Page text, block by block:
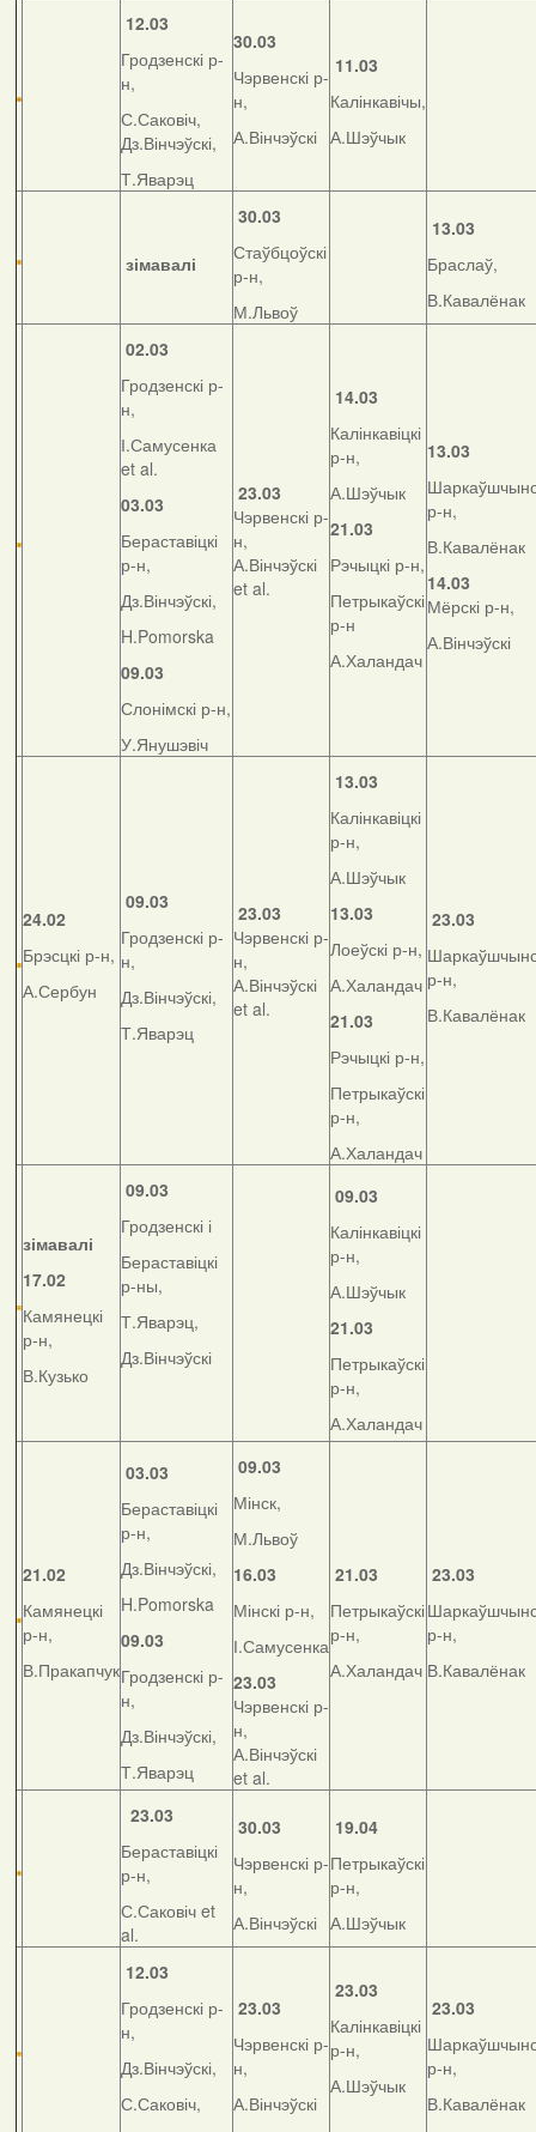
12.03
Гродзенскі р-
н,
С.Саковіч,
Дз.Вінчэўскі,
Т.Яварэц
30.03
Чэрвенскі р-
н,
А.Вінчэўскі
11.03
Калінкавічы,
А.Шэўчык
зімавалі
30.03
Стаўбцоўскі
р-н,
М.Львоў
13.03
Браслаў,
В.Кавалёнак
02.03
Гродзенскі р-
н,
І.Самусенка
et al.
03.03
Бераставіцкі
р-н,
Дз.Вінчэўскі,
H.Pomorska
09.03
Слонімскі р-н,
У.Янушэвіч
23.03
Чэрвенскі р-
н,
А.Вінчэўскі
et al.
14.03
Калінкавіцкі
р-н,
А.Шэўчык
21.03
Рэчыцкі р-н,
Петрыкаўскі
р-н
А.Халандач
13.03
р-н,
В.Кавалёнак
14.03
Мёрскі р-н,
А.Вінчэўскі
24.02
Брэсцкі р-н,
А.Сербун
09.03
Гродзенскі р-
н,
Дз.Вінчэўскі,
Т.Яварэц
23.03
Чэрвенскі р-
н,
А.Вінчэўскі
et al.
13.03
Калінкавіцкі
р-н,
А.Шэўчык
13.03
Лоеўскі р-н,
А.Халандач
21.03
Рэчыцкі р-н,
Петрыкаўскі
р-н,
А.Халандач
23.03
р-н,
В.Кавалёнак
зімавалі
17.02
Камянецкі
р-н,
В.Кузько
09.03
Гродзенскі і
Бераставіцкі
р-ны,
Т.Яварэц,
Дз.Вінчэўскі
09.03
Калінкавіцкі
р-н,
А.Шэўчык
21.03
Петрыкаўскі
р-н,
А.Халандач
21.02
Камянецкі
р-н,
В.Пракапчук
03.03
Бераставіцкі
р-н,
Дз.Вінчэўскі,
H.Pomorska
09.03
Гродзенскі р-
н,
Дз.Вінчэўскі,
Т.Яварэц
09.03
Мінск,
М.Львоў
16.03
Мінскі р-н,
І.Самусенка
23.03
Чэрвенскі р-
н,
А.Вінчэўскі
et al.
21.03
Петрыкаўскі
р-н,
А.Халандач
23.03
р-н,
В.Кавалёнак
23.03
Бераставіцкі
р-н,
С.Саковіч et
al.
30.03
Чэрвенскі р-
н,
А.Вінчэўскі
19.04
Петрыкаўскі
р-н,
А.Шэўчык
12.03
Гродзенскі р-
н,
Дз.Вінчэўскі,
С.Саковіч,
23.03
Чэрвенскі р-
н,
А.Вінчэўскі
23.03
Калінкавіцкі
р-н,
А.Шэўчык
23.03
р-н,
В.Кавалёнак